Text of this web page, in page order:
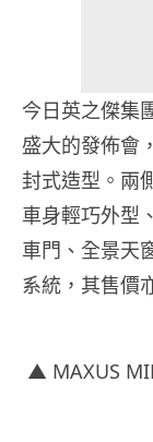
今日英之傑集
盛大的發佈會
封式造型。兩
車身輕巧外型
車門、全景天
系統，其售價
▲ MAXUS